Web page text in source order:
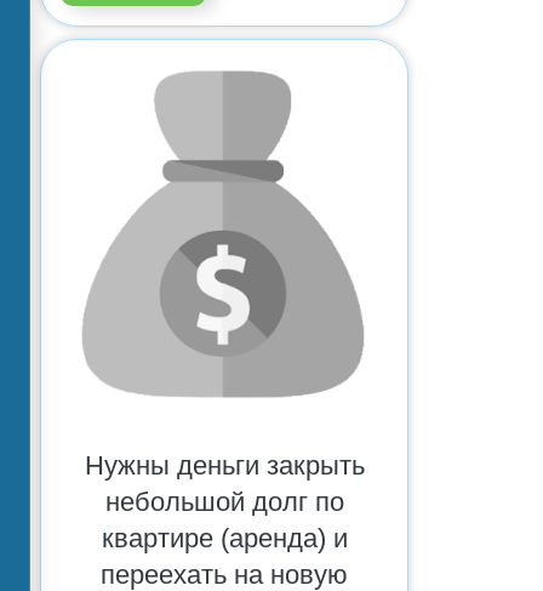
Нужны деньги закрыть
небольшой долг по
квартире (аренда) и
переехать на новую